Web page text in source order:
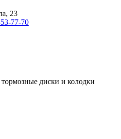
23
77-70
диски и колодки